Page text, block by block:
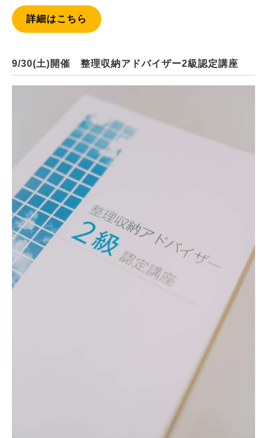
詳細はこちら
9/30(土)開催 整理収納アドバイザー2級認定講座